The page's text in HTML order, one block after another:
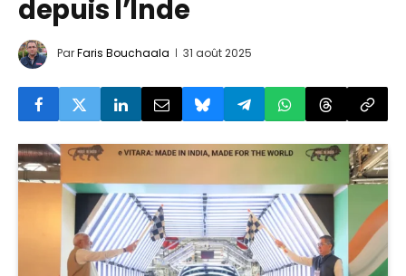
depuis l’Inde
ParFaris Bouchaala 31 août 2025